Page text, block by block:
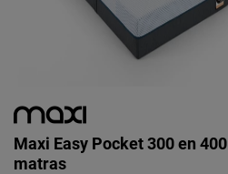
Maxi Easy Pocket 300 en 400
matras